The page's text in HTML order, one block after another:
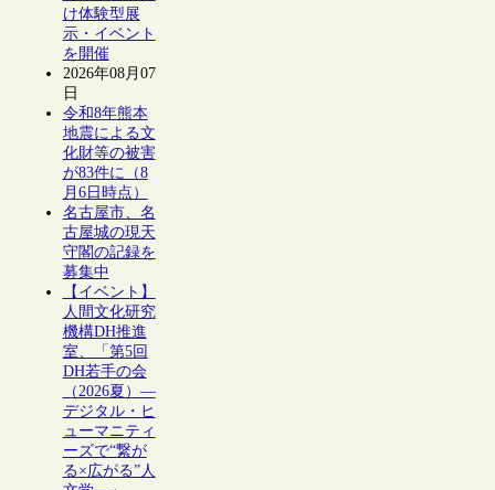
け体験型展
示・イベント
を開催
2026年08月07
日
令和8年熊本
地震による文
化財等の被害
が83件に（8
月6日時点）
名古屋市、名
古屋城の現天
守閣の記録を
募集中
【イベント】
人間文化研究
機構DH推進
室、「第5回
DH若手の会
（2026夏）―
デジタル・ヒ
ューマニティ
ーズで“繋が
る×広がる”人